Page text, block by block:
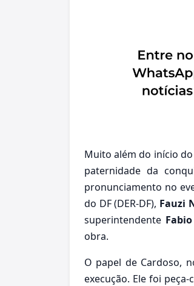
Muito além do início
paternidade da
pronunciamento no
do DF (DER-DF), Fauzi
superintendente
obra.
O papel de Cardoso,
execução. Ele foi